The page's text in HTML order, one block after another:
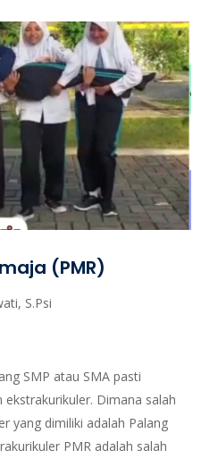
(PMR)
S.Psi
SMP atau SMA pasti
Dimana salah
yang dimiliki adalah Palang
PMR adalah salah